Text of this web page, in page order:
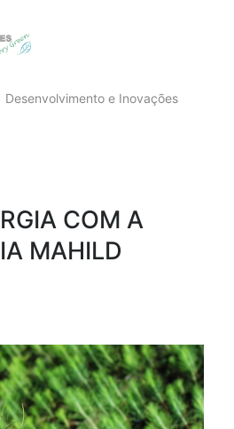
Desenvolvimento e Inovações
COM A
MAHILD